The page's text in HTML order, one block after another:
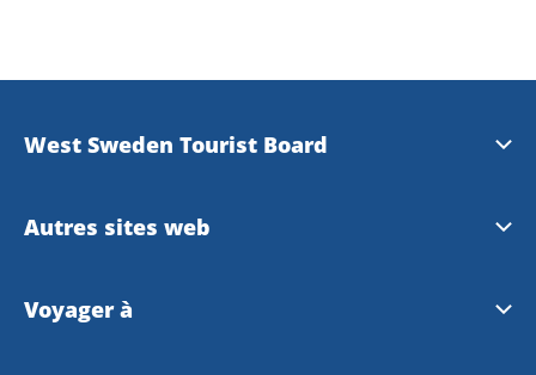
West Sweden Tourist Board
Information de presse
Autres sites web
Visit Swedeen
Voyager à